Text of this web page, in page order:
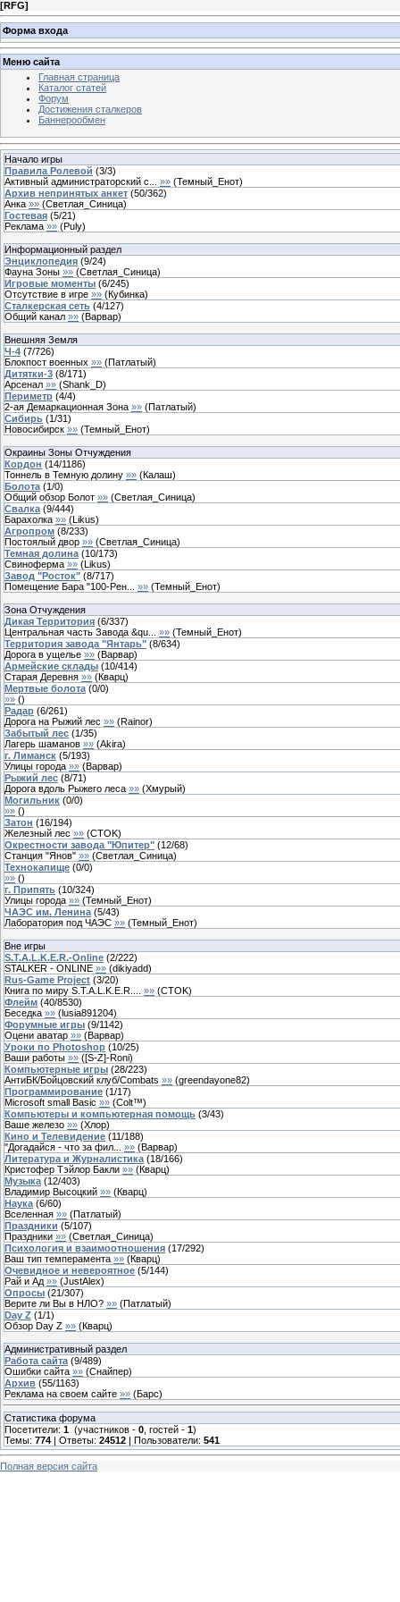
[RFG]
Форма входа
Меню сайта
Главная страница
Каталог статей
Форум
Достижения сталкеров
Баннерообмен
Начало игры
Правила Ролевой (3/3)
Активный администраторский с...
»» (Темный_Енот)
Архив непринятых анкет (50/362)
Анка »» (Светлая_Синица)
Гостевая (5/21)
Реклама »» (Puly)
Информационный раздел
Энциклопедия (9/24)
Фауна Зоны »» (Светлая_Синица)
Игровые моменты (6/245)
Отсутствие в игре »» (Кубинка)
Сталкерская сеть (4/127)
Общий канал »» (Варвар)
Внешняя Земля
Ч-4 (7/726)
Блокпост военных »» (Патлатый)
Дитятки-3 (8/171)
Арсенал »» (Shank_D)
Периметр (4/4)
2-ая Демаркационная Зона »» (Патлатый)
Сибирь (1/31)
Новосибирск »» (Темный_Енот)
Окраины Зоны Отчуждения
Кордон (14/1186)
Тоннель в Темную долину »» (Калаш)
Болота (1/0)
Общий обзор Болот »» (Светлая_Синица)
Свалка (9/444)
Барахолка »» (Likus)
Агропром (8/233)
Постоялый двор »» (Светлая_Синица)
Темная долина (10/173)
Свиноферма »» (Likus)
Завод "Росток" (8/717)
Помещение Бара "100-Рен...
»» (Темный_Енот)
Зона Отчуждения
Дикая Территория (6/337)
Центральная часть Завода &qu...
»» (Темный_Енот)
Территория завода "Янтарь" (8/634)
Дорога в ущелье »» (Варвар)
Армейские склады (10/414)
Старая Деревня »» (Кварц)
Мертвые болота (0/0)
»» ()
Радар (6/261)
Дорога на Рыжий лес »» (Rainor)
Забытый лес (1/35)
Лагерь шаманов »» (Akira)
г. Лиманск (5/193)
Улицы города »» (Варвар)
Рыжий лес (8/71)
Дорога вдоль Рыжего леса »» (Хмурый)
Могильник (0/0)
»» ()
Затон (16/194)
Железный лес »» (CTOK)
Окрестности завода "Юпитер" (12/68)
Станция "Янов" »» (Светлая_Синица)
Технокапище (0/0)
»» ()
г. Припять (10/324)
Улицы города »» (Темный_Енот)
ЧАЭС им. Ленина (5/43)
Лаборатория под ЧАЭС »» (Темный_Енот)
Вне игры
S.T.A.L.K.E.R.-Online (2/222)
STALKER - ONLINE »» (dikiyadd)
Rus-Game Project (3/20)
Книга по миру S.T.A.L.K.E.R....
»» (CTOK)
Флейм (40/8530)
Беседка »» (lusia891204)
Форумные игры (9/1142)
Оцени аватар »» (Варвар)
Уроки по Photoshop (10/25)
Ваши работы »» ([S-Z]-Roni)
Компьютерные игры (28/223)
АнтиБК/Бойцовский клуб/Сombats »» (greendayone82)
Программирование (1/17)
Microsoft small Basic »» (Colt™)
Компьютеры и компьютерная помощь (3/43)
Ваше железо »» (Хлор)
Кино и Телевидение (11/188)
"Догадайся - что за фил...
»» (Варвар)
Литература и Журналистика (18/166)
Кристофер Тэйлор Бакли »» (Кварц)
Музыка (12/403)
Владимир Высоцкий »» (Кварц)
Наука (6/60)
Вселенная »» (Патлатый)
Праздники (5/107)
Праздники »» (Светлая_Синица)
Психология и взаимоотношения (17/292)
Ваш тип темперамента »» (Кварц)
Очевидное и невероятное (5/144)
Рай и Ад »» (JustAlex)
Опросы (21/307)
Верите ли Вы в НЛО? »» (Патлатый)
Day Z (1/1)
Обзор Day Z »» (Кварц)
Административный раздел
Работа сайта (9/489)
Ошибки сайта »» (Снайпер)
Архив (55/1163)
Реклама на своем сайте »» (Барс)
Статистика форума
Посетители: 1 (участников - 0 , гостей - 1)
Темы: 774 | Ответы: 24512 | Пользователи: 541
Полная версия сайта